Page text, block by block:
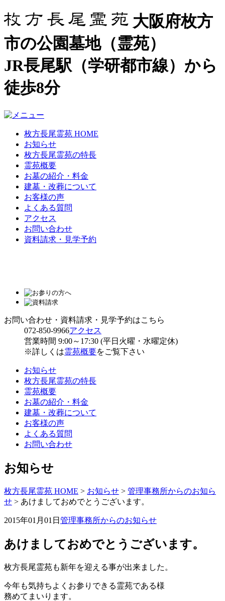
大阪府枚方
市の公園墓地（霊苑）
JR長尾駅（学研都市線）から
徒歩8分
枚方長尾霊苑 HOME
お知らせ
枚方長尾霊苑の特長
霊苑概要
お墓の紹介・料金
建墓・改葬について
お客様の声
よくある質問
アクセス
お問い合わせ
資料請求・見学予約
お問い合わせ・資料請求・見学予約はこちら
072-850-9966アクセス
営業時間 9:00～17:30 (平日火曜・水曜定休)
※詳しくは霊苑概要をご覧下さい
お知らせ
枚方長尾霊苑の特長
霊苑概要
お墓の紹介・料金
建墓・改葬について
お客様の声
よくある質問
お問い合わせ
お知らせ
枚方長尾霊苑 HOME > お知らせ > 管理事務所からのお知ら
せ > あけましておめでとうございます。
2015年01月01日 管理事務所からのお知らせ
あけましておめでとうございます。
枚方長尾霊苑も新年を迎える事が出来ました。
今年も気持ちよくお参りできる霊苑である様
務めてまいります。